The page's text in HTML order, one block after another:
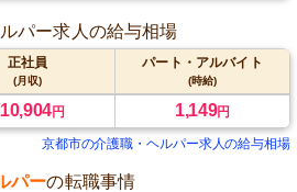
パー求人の給与相場
正社員
(月収)
パート・アルバイト
(時給)
円 1,149円
京都市の介護職・ヘルパー求人の給与相場
パーの転職事情